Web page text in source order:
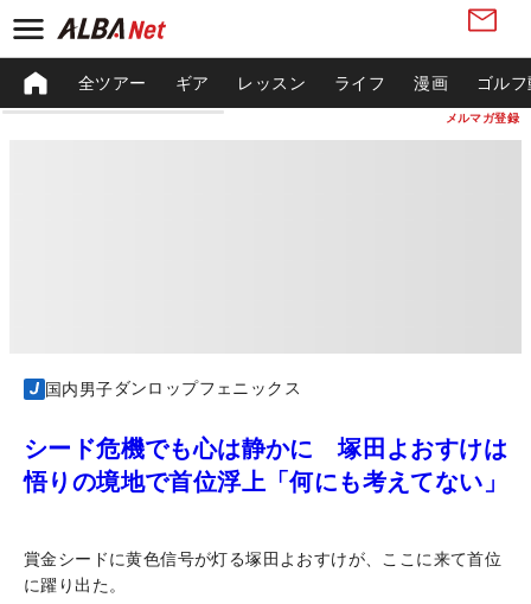
メルマガ登録
全ツアー ギア レッスン ライフ 漫画 ゴル
国内男子ダンロップフェニックス
シード危機でも心は静かに 塚田よおすけは
悟りの境地で首位浮上「何にも考えてない」
賞金シードに黄色信号が灯る塚田よおすけが、ここに来て首位
に躍り出た。